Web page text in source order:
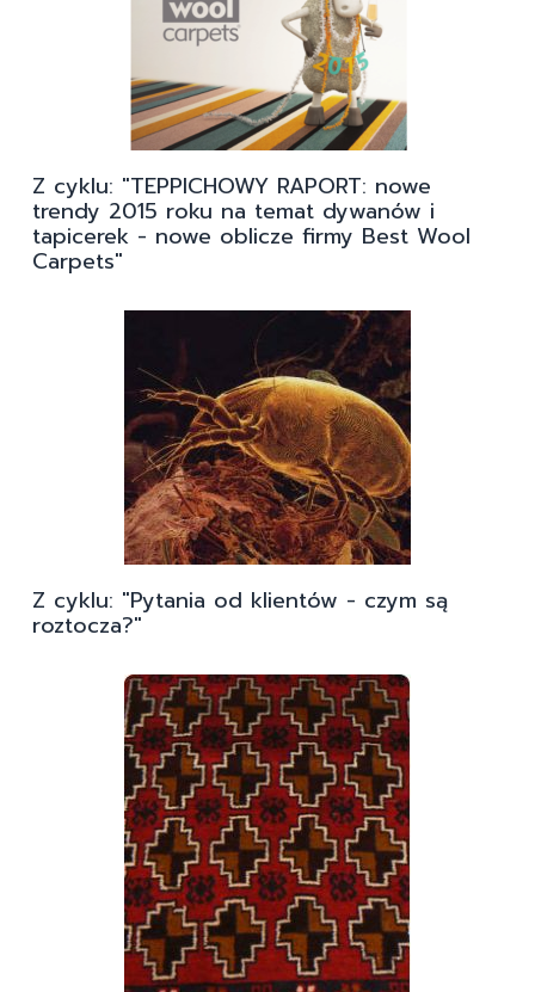
Z cyklu: "TEPPICHOWY RAPORT: nowe
trendy 2015 roku na temat dywanów i
tapicerek - nowe oblicze firmy Best Wool
Carpets"
Z cyklu: "Pytania od klientów - czym są
roztocza?"